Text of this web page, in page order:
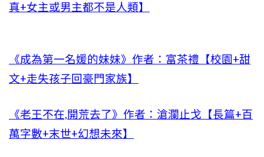
真+女主或男主都不是人類】
《成為第一名媛的妹妹》作者：富茶禮【校園+甜
文+走失孩子回豪門家族】
《老王不在,開荒去了》作者：滄瀾止戈【長篇+百
萬字數+末世+幻想未來】